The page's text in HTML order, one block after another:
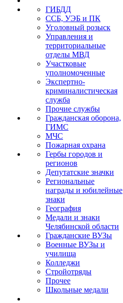
ГИБДД
ССБ, УЭБ и ПК
Уголовный розыск
Управления и
территориальные
отделы МВД
Участковые
уполномоченные
Экспертно-
криминалистическая
служба
Прочие службы
Гражданская оборона,
ГИМС
МЧС
Пожарная охрана
Гербы городов и
регионов
Депутатские значки
Региональные
награды и юбилейные
знаки
География
Медали и знаки
Челябинской области
Гражданские ВУЗы
Военные ВУЗы и
училища
Колледжи
Стройотряды
Прочее
Школьные медали